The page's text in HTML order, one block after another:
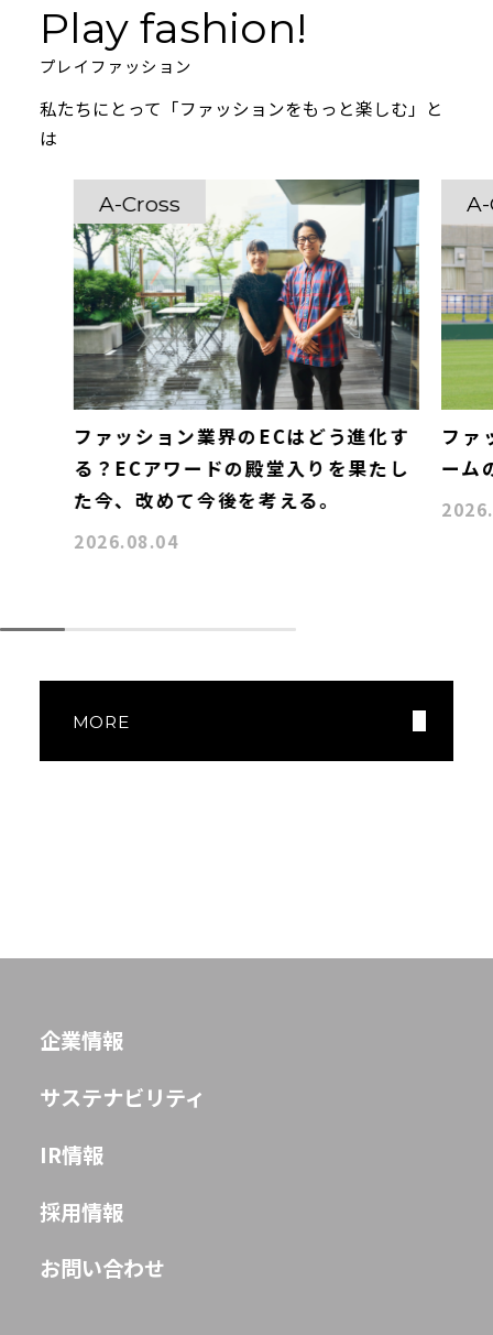
Play fashion!
プレイファッション
私たちにとって「ファッションをもっと楽しむ」と
は
A-Cross
ファッション業界のECはどう進化す
る？ECアワードの殿堂入りを果たし
た今、改めて今後を考える。
2026.08.04
ファ
ーム
MORE
企業情報
サステナビリティ
IR情報
採用情報
お問い合わせ